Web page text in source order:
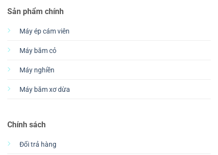
Sản phẩm chính
Máy ép cám viên
Máy băm cỏ
Máy nghiền
Máy băm xơ dừa
Chính sách
Đổi trả hàng